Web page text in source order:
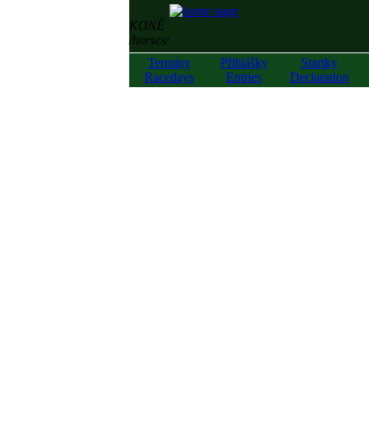
KONĚ
/horses/
Termíny
Racedays
Přihlášky
Entries
Startky
Declaration